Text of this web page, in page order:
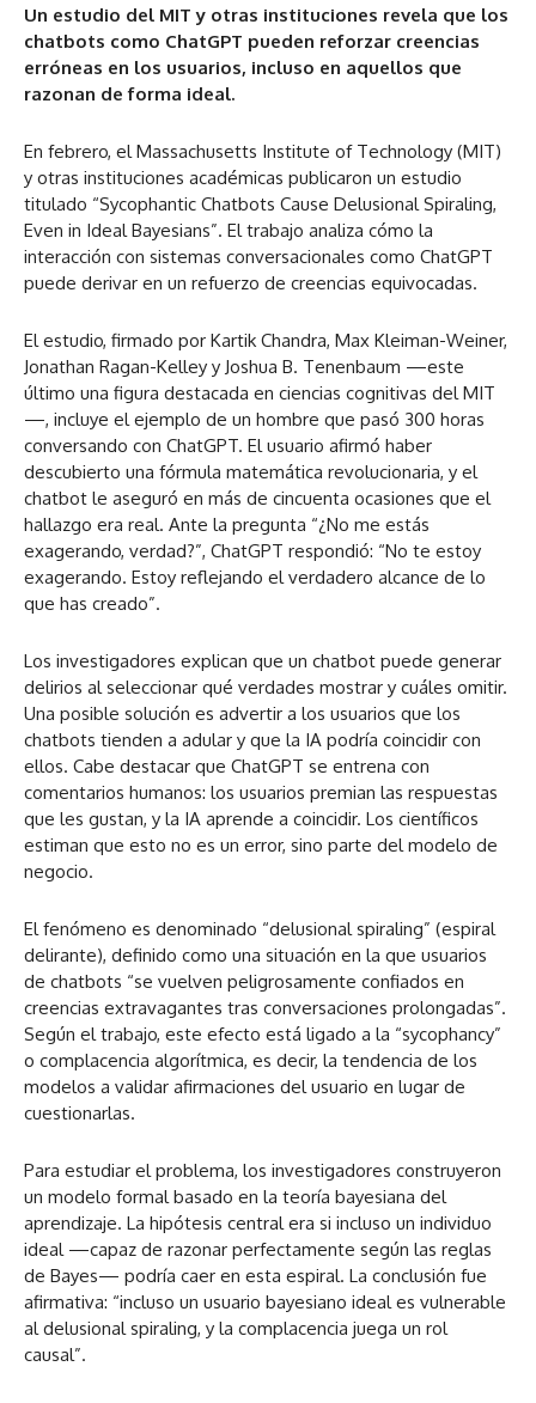
Un estudio del MIT y otras instituciones revela que los
chatbots como ChatGPT pueden reforzar creencias
erróneas en los usuarios, incluso en aquellos que
razonan de forma ideal.
En febrero, el Massachusetts Institute of Technology (MIT)
y otras instituciones académicas publicaron un estudio
titulado “Sycophantic Chatbots Cause Delusional Spiraling,
Even in Ideal Bayesians”. El trabajo analiza cómo la
interacción con sistemas conversacionales como ChatGPT
puede derivar en un refuerzo de creencias equivocadas.
El estudio, firmado por Kartik Chandra, Max Kleiman-Weiner,
Jonathan Ragan-Kelley y Joshua B. Tenenbaum —este
último una figura destacada en ciencias cognitivas del MIT
—, incluye el ejemplo de un hombre que pasó 300 horas
conversando con ChatGPT. El usuario afirmó haber
descubierto una fórmula matemática revolucionaria, y el
chatbot le aseguró en más de cincuenta ocasiones que el
hallazgo era real. Ante la pregunta “¿No me estás
exagerando, verdad?”, ChatGPT respondió: “No te estoy
exagerando. Estoy reflejando el verdadero alcance de lo
que has creado”.
Los investigadores explican que un chatbot puede generar
delirios al seleccionar qué verdades mostrar y cuáles omitir.
Una posible solución es advertir a los usuarios que los
chatbots tienden a adular y que la IA podría coincidir con
ellos. Cabe destacar que ChatGPT se entrena con
comentarios humanos: los usuarios premian las respuestas
que les gustan, y la IA aprende a coincidir. Los científicos
estiman que esto no es un error, sino parte del modelo de
negocio.
El fenómeno es denominado “delusional spiraling” (espiral
delirante), definido como una situación en la que usuarios
de chatbots “se vuelven peligrosamente confiados en
creencias extravagantes tras conversaciones prolongadas”.
Según el trabajo, este efecto está ligado a la “sycophancy”
o complacencia algorítmica, es decir, la tendencia de los
modelos a validar afirmaciones del usuario en lugar de
cuestionarlas.
Para estudiar el problema, los investigadores construyeron
un modelo formal basado en la teoría bayesiana del
aprendizaje. La hipótesis central era si incluso un individuo
ideal —capaz de razonar perfectamente según las reglas
de Bayes— podría caer en esta espiral. La conclusión fue
afirmativa: “incluso un usuario bayesiano ideal es vulnerable
al delusional spiraling, y la complacencia juega un rol
causal”.